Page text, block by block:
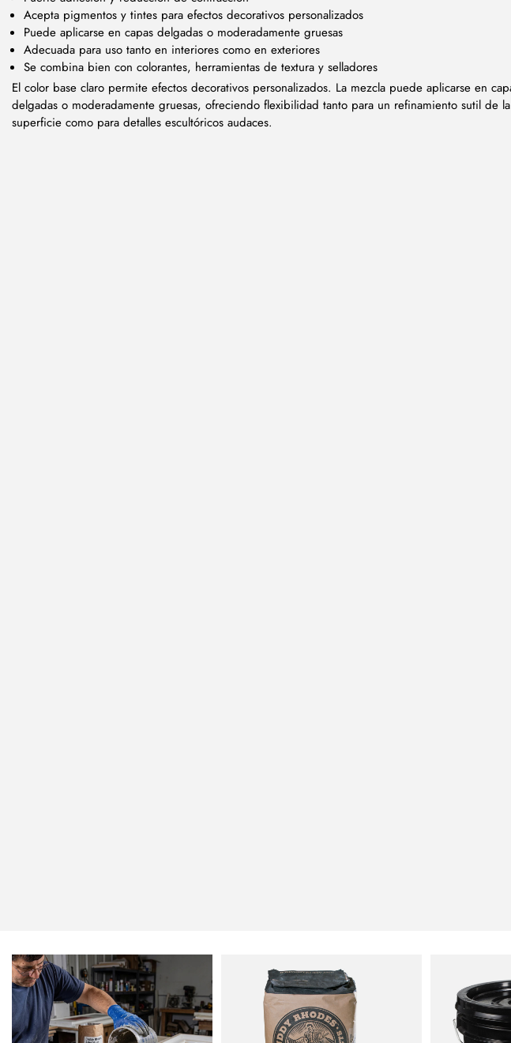
Acepta pigmentos y tintes para efectos decorativos personalizados
Puede aplicarse en capas delgadas o moderadamente gruesas
Adecuada para uso tanto en interiores como en exteriores
Se combina bien con colorantes, herramientas de textura y selladores
El color base claro permite efectos decorativos personalizados. La mezcla puede aplicarse en
delgadas o moderadamente gruesas, ofreciendo flexibilidad tanto para un refinamiento sutil de la
superficie como para detalles escultóricos audaces.